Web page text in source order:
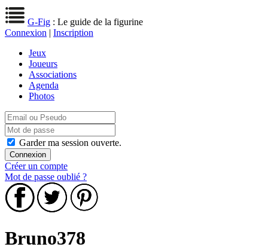
G-Fig : Le guide de la figurine
Connexion | Inscription
Jeux
Joueurs
Associations
Agenda
Photos
Garder ma session ouverte.
Créer un compte
Mot de passe oublié ?
Bruno378